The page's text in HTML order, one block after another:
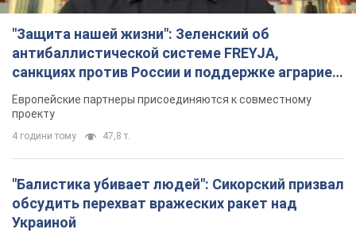
"Защита нашей жизни": Зеленский об
антибаллистической системе FREYJA,
санкциях против России и поддержке аграриев.
Видео
Европейские партнеры присоединяются к совместному
проекту
4 години тому 47,8 т.
"Балистика убивает людей": Сикорский призвал
обсудить перехват вражеских ракет над
Украиной